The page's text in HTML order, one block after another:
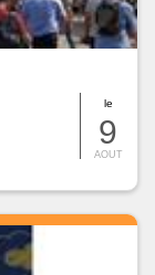
le
9
AOUT